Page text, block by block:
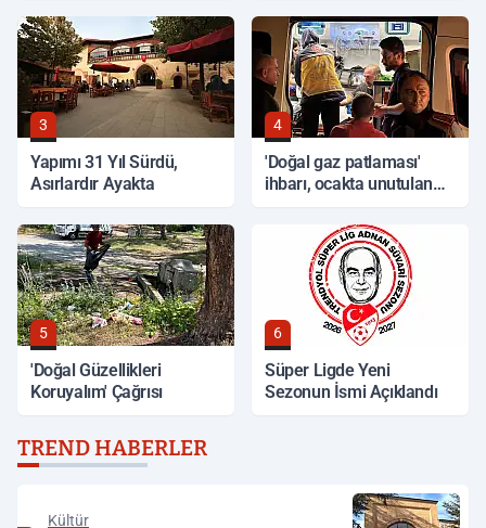
3
Yapımı 31 Yıl Sürdü,
Asırlardır Ayakta
4
'Doğal gaz patlaması'
ihbarı, ocakta unutulan
5
'Doğal Güzellikleri
Koruyalım' Çağrısı
6
Süper Ligde Yeni
Sezonun İsmi Açıklandı
TREND HABERLER
Kültür